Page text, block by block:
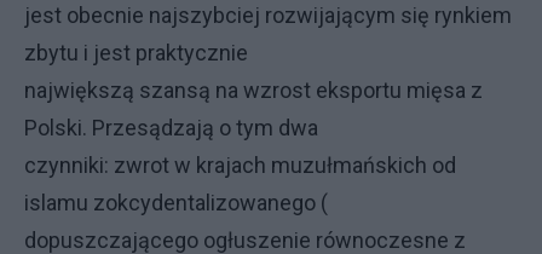
jest obecnie najszybciej rozwijającym się rynkiem
zbytu i jest praktycznie
największą szansą na wzrost eksportu mięsa z
Polski. Przesądzają o tym dwa
czynniki: zwrot w krajach muzułmańskich od
islamu zokcydentalizowanego (
dopuszczającego ogłuszenie równoczesne z